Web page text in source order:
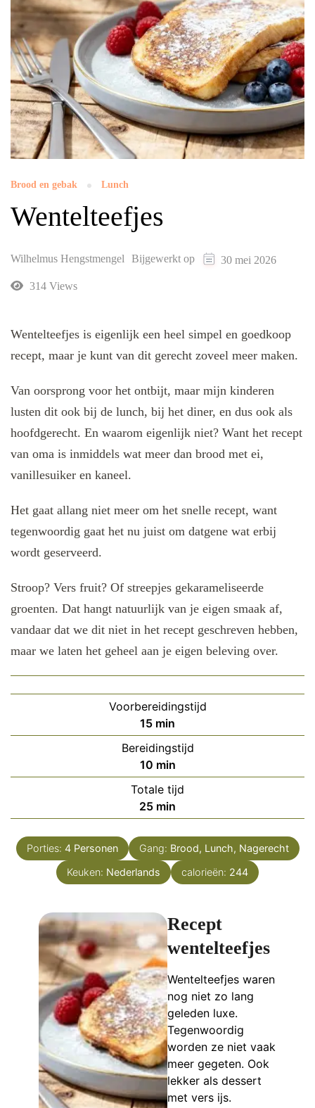
Brood en gebak Lunch
Wentelteefjes
Wilhelmus Hengstmengel Bijgewerkt op 30 mei 2026
314 Views
Wentelteefjes is eigenlijk een heel simpel en goedkoop
recept, maar je kunt van dit gerecht zoveel meer maken.
Van oorsprong voor het ontbijt, maar mijn kinderen
lusten dit ook bij de lunch, bij het diner, en dus ook als
hoofdgerecht. En waarom eigenlijk niet? Want het recept
van oma is inmiddels wat meer dan brood met ei,
vanillesuiker en kaneel.
Het gaat allang niet meer om het snelle recept, want
tegenwoordig gaat het nu juist om datgene wat erbij
wordt geserveerd.
Stroop? Vers fruit? Of streepjes gekarameliseerde
groenten. Dat hangt natuurlijk van je eigen smaak af,
vandaar dat we dit niet in het recept geschreven hebben,
maar we laten het geheel aan je eigen beleving over.
Voorbereidingstijd
15minuten
min
Bereidingstijd
10minuten
min
Totale tijd
25minuten
min
Porties: 4 Personen Gang: Brood, Lunch, Nagerecht
Keuken: Nederlands calorieën: 244
Recept
wentelteefjes
Wentelteefjes waren
nog niet zo lang
geleden luxe.
Tegenwoordig
worden ze niet vaak
meer gegeten. Ook
lekker als dessert
met vers ijs.